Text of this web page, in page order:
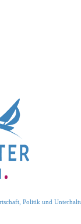
Politik und